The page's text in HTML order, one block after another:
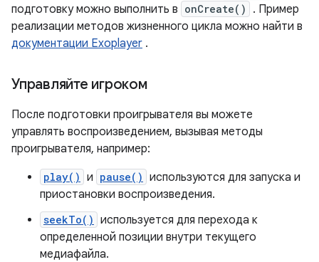
подготовку можно выполнить в onCreate()
. Пример
реализации методов жизненного цикла можно найти в
документации Exoplayer .
Управляйте игроком
После подготовки проигрывателя вы можете
управлять воспроизведением, вызывая методы
проигрывателя, например:
play() и pause() используются для запуска и
приостановки воспроизведения.
seekTo() используется для перехода к
определенной позиции внутри текущего
медиафайла.